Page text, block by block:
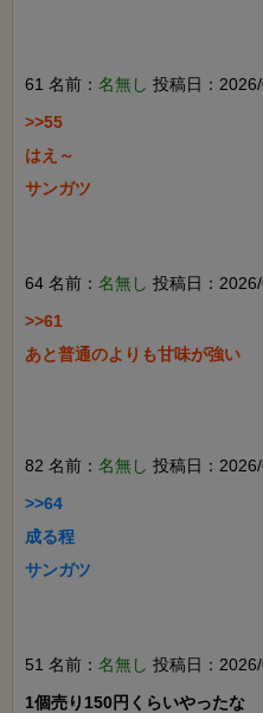
61 名前： 名無し 投稿日：
>>55
はえ～
サンガツ
64 名前： 名無し 投稿日：
>>61
あと普通のよりも甘味が強い
82 名前： 名無し 投稿日：
>>64
成る程
サンガツ
51 名前： 名無し 投稿日：
1個売り150円くらいやったな